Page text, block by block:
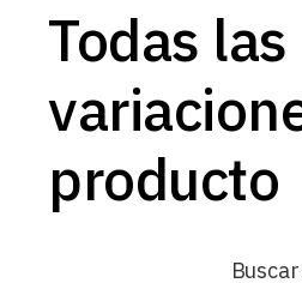
Todas las
producto